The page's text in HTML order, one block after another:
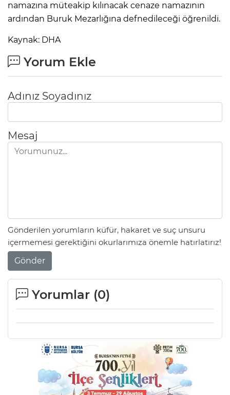
namazına müteakip kılınacak cenaze namazının
ardından Buruk Mezarlığına defnedileceği öğrenildi.
Kaynak: DHA
Yorum Ekle
Adınız Soyadınız
Mesaj
Gönderilen yorumların küfür, hakaret ve suç unsuru
içermemesi gerektiğini okurlarımıza önemle hatırlatırız!
Gönder
Yorumlar (0)